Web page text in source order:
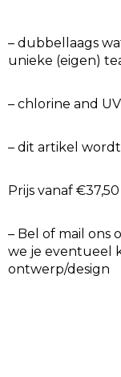
– dubbellaags
unieke (eigen)
– chlorine and
– dit artikel
Prijs vanaf €37,50
– Bel of mail ons
we je eventueel
ontwerp/design